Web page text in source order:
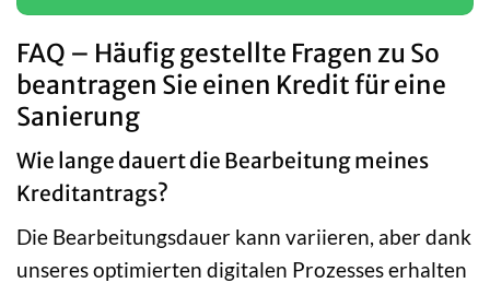
FAQ – Häufig gestellte Fragen zu So
beantragen Sie einen Kredit für eine
Sanierung
Wie lange dauert die Bearbeitung meines
Kreditantrags?
Die Bearbeitungsdauer kann variieren, aber dank
unseres optimierten digitalen Prozesses erhalten